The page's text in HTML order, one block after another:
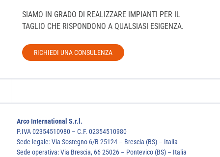
SIAMO IN GRADO DI REALIZZARE IMPIANTI PER IL
TAGLIO CHE RISPONDONO A QUALSIASI ESIGENZA.
RICHIEDI UNA CONSULENZA
Arco International S.r.l.
P.IVA 02354510980 – C.F. 02354510980
Sede legale: Via Sostegno 6/B 25124 – Brescia (BS) – Italia
Sede operativa: Via Brescia, 66 25026 – Pontevico (BS) – Italia